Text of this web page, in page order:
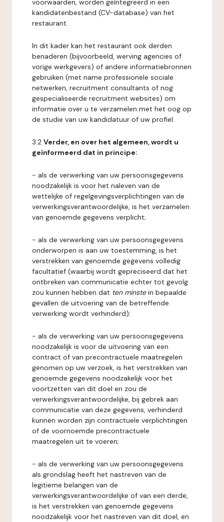
voorwaarden, worden geïntegreerd in een
kandidatenbestand (CV-database) van het
restaurant.
In dit kader kan het restaurant ook derden
benaderen (bijvoorbeeld, werving agencies of
vorige werkgevers) of andere informatiebronnen
gebruiken (met name professionele sociale
netwerken, recruitment consultants of nog
gespecialiseerde recruitment websites) om
informatie over u te verzamelen met het oog op
de studie van uw kandidatuur of uw profiel.
3.2 Verder, en over het algemeen, wordt u
geïnformeerd dat in principe:
- als de verwerking van uw persoonsgegevens
noodzakelijk is voor het naleven van de
wettelijke of regelgevingsverplichtingen van de
verwerkingsverantwoordelijke, is het verzamelen
van genoemde gegevens verplicht;
- als de verwerking van uw persoonsgegevens
onderworpen is aan uw toestemming, is het
verstrekken van genoemde gegevens volledig
facultatief (waarbij wordt gepreciseerd dat het
ontbreken van communicatie echter tot gevolg
zou kunnen hebben dat ten minstein bepaalde
gevallen de uitvoering van de betreffende
verwerking wordt verhinderd);
- als de verwerking van uw persoonsgegevens
noodzakelijk is voor de uitvoering van een
contract of van precontractuele maatregelen
genomen op uw verzoek, is het verstrekken van
genoemde gegevens noodzakelijk voor het
voortzetten van dit doel en zou de
verwerkingsverantwoordelijke, bij gebrek aan
communicatie van deze gegevens, verhinderd
kunnen worden zijn contractuele verplichtingen
of de voornoemde precontractuele
maatregelen uit te voeren;
- als de verwerking van uw persoonsgegevens
als grondslag heeft het nastreven van de
legitieme belangen van de
verwerkingsverantwoordelijke of van een derde,
is het verstrekken van genoemde gegevens
noodzakelijk voor het nastreven van dit doel, en